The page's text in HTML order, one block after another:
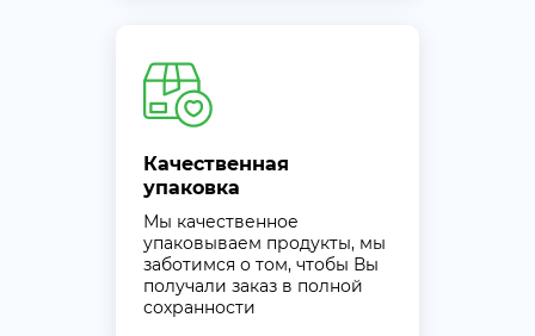
Качественная
упаковка
Мы качественное
упаковываем продукты, мы
заботимся о том, чтобы Вы
получали заказ в полной
сохранности